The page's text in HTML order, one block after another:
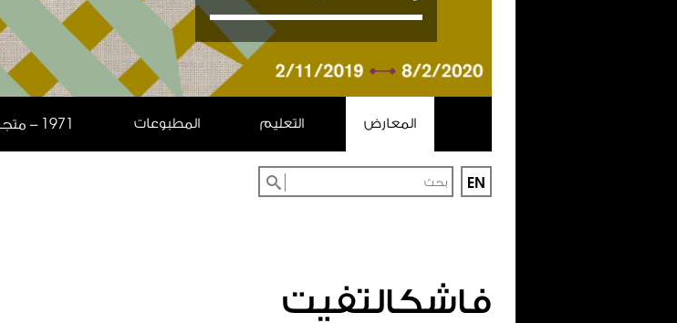
المعارض التعليم المطبوعات 1971
-
EN
فاشكالتفيت